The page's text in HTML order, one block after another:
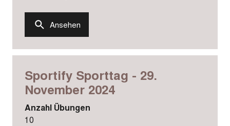
Ansehen
Sportify Sporttag - 29.
November 2024
Anzahl Übungen
10